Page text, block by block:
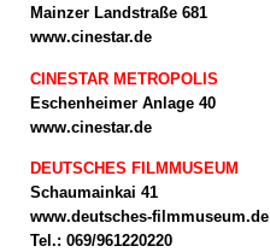
Mainzer Landstraße 681
www.cinestar.de
CINESTAR METROPOLIS
Eschenheimer Anlage 40
www.cinestar.de
DEUTSCHES FILMMUSEUM
Schaumainkai 41
www.deutsches-filmmuseum.de
Tel.: 069/961220220